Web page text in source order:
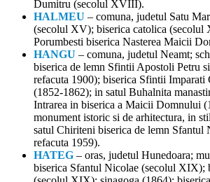
Dumitru (secolul XVIII).
HALMEU – comuna, judetul Satu
(secolul XV); biserica catolica
Porumbesti biserica Nasterea Maicii
HANGU – comuna, judetul Neamt;
biserica de lemn Sfintii Apostoli Petru
refacuta 1900); biserica Sfintii Imparati
(1852-1862); in satul Buhalnita
Intrarea in biserica a Maicii Domnului
monument istoric si de arhitectura, in
satul Chiriteni biserica de lemn Sfantul
refacuta 1959).
HATEG – oras, judetul Hunedoara;
biserica Sfantul Nicolae (secolul XIX);